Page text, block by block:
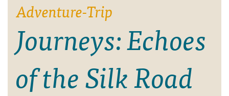
Adventure-Trip
Journeys: Echoes
of the Silk Road